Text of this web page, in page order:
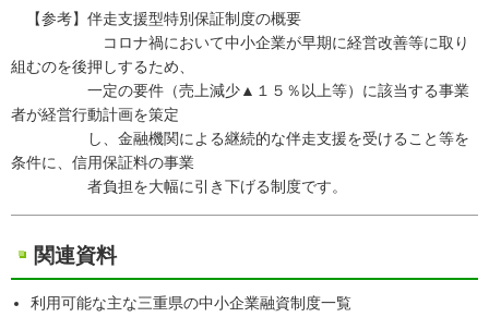
【参考】伴走支援型特別保証制度の概要
コロナ禍において中小企業が早期に経営改善等に取り
組むのを後押しするため、
一定の要件（売上減少▲１５％以上等）に該当する事業
者が経営行動計画を策定
し、金融機関による継続的な伴走支援を受けること等を
条件に、信用保証料の事業
者負担を大幅に引き下げる制度です。
関連資料
利用可能な主な三重県の中小企業融資制度一覧